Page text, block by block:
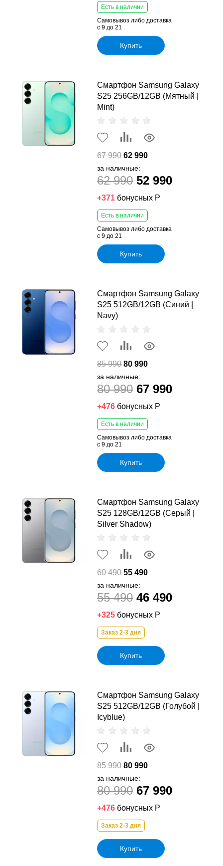
Есть в наличии
Самовывоз либо доставка
с 9 до 21
Купить
Смартфон Samsung Galaxy
S25 256GB/12GB (Мятный |
Mint)
67 990 62 990
за наличные:
62 990 52 990
+371 бонусных Р
Есть в наличии
Самовывоз либо доставка
с 9 до 21
Купить
Смартфон Samsung Galaxy
S25 512GB/12GB (Синий |
Navy)
85 990 80 990
за наличные:
80 990 67 990
+476 бонусных Р
Есть в наличии
Самовывоз либо доставка
с 9 до 21
Купить
Смартфон Samsung Galaxy
S25 128GB/12GB (Серый |
Silver Shadow)
60 490 55 490
за наличные:
55 490 46 490
+325 бонусных Р
Заказ 2-3 дня
Купить
Смартфон Samsung Galaxy
S25 512GB/12GB (Голубой |
Icyblue)
85 990 80 990
за наличные:
80 990 67 990
+476 бонусных Р
Заказ 2-3 дня
Купить